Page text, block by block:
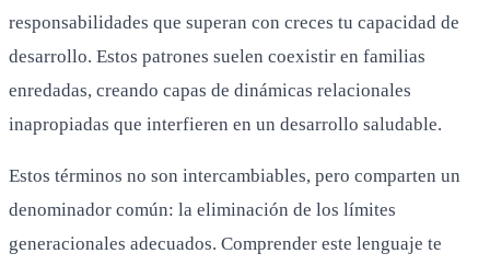
responsabilidades que superan con creces tu capacidad de
desarrollo. Estos patrones suelen coexistir en familias
enredadas, creando capas de dinámicas relacionales
inapropiadas que interfieren en un desarrollo saludable.
Estos términos no son intercambiables, pero comparten un
denominador común: la eliminación de los límites
generacionales adecuados. Comprender este lenguaje te